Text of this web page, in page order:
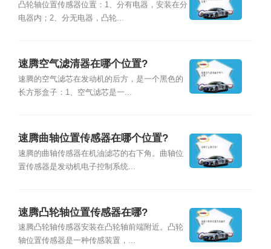
凸轮轴位置传感器位置：1、分有电器，安装在分
电器内；2、分无电器，凸轮...
速腾空气滤清器在哪个位置?
速腾的空气滤芯在发动机的后方，是一个黑色的
长方形盒子：1、空气滤芯是一...
速腾曲轴位置传感器在哪个位置?
速腾的曲轴传感器在机油滤芯的右下角。曲轴位
置传感器是发动机电子控制系统...
速腾凸轮轴位置传感器在哪?
速腾凸轮轴传感器安装在凸轮轴前端附近。凸轮
轴位置传感器是一种传感装置，...